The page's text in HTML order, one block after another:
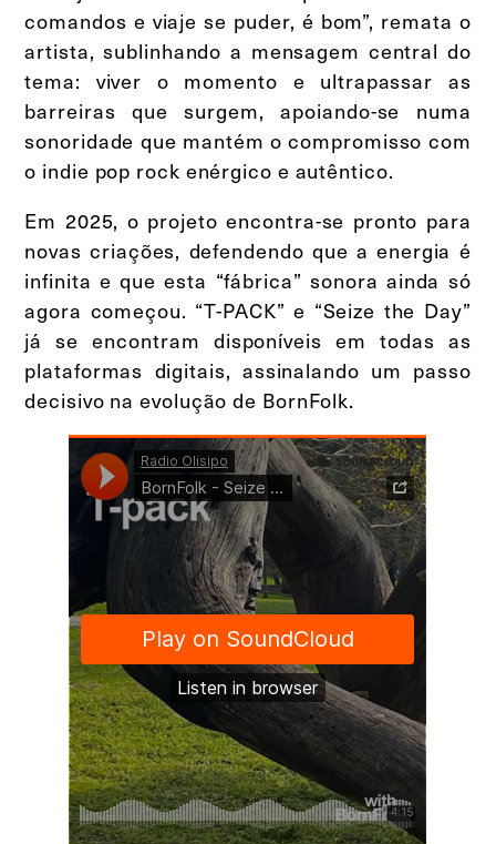
comandos e viaje se puder, é bom”, remata o
artista, sublinhando a mensagem central do
tema: viver o momento e ultrapassar as
barreiras que surgem, apoiando-se numa
sonoridade que mantém o compromisso com
o indie pop rock enérgico e autêntico.
Em 2025, o projeto encontra-se pronto para
novas criações, defendendo que a energia é
infinita e que esta “fábrica” sonora ainda só
agora começou. “T-PACK” e “Seize the Day”
já se encontram disponíveis em todas as
plataformas digitais, assinalando um passo
decisivo na evolução de BornFolk.